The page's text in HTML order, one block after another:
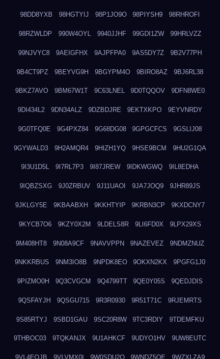
98DD8YXB 98HGTYIJ 98P1JO9O 98PIYSH9 98RHROFI
98RZWLDP 990W4OYL 9940JJHF 99GDI1ZW 99HRLVZZ
99NJVYC8 9AEIGFHX 9AJPFPA0 9AS5DY7Z 9B2V77PH
9B4CT9PZ 9BEYVG9H 9BGYPM4O 9BIRO8AZ 9BJ6RL38
9BKZ7AVO 9BM67W1T 9C63LNEL 9D0TQQOV 9DFN8WE0
9DI434L2 9DN34ALZ 9DZBDJRE 9EKTXKPO 9EYVNRDY
9G0TFQ0E 9G4PXZ84 9G68DG08 9GPGCFCS 9GSLIJ08
9GYWALD3 9H2AMQR4 9HIZH1YQ 9HSE9BCM 9HU2G1QA
9I3U1D5L 9I7RL7P3 9I87JREW 9IDKWGWQ 9IL8EDHA
9IQBZSXG 9J0ZRBUV 9J11UAOI 9JA7JOQ9 9JHR89JS
9JKLGY5E 9KBAABXH 9KKHTYIP 9KRBN3CP 9KXDCNY7
9KYCB7O6 9KZY0X2M 9LDELS8R 9LI6FD0X 9LPX29XS
9M408HT8 9N08A9CF 9NAVVPPN 9NAZEVEZ 9NDMZNUZ
9NKKRBUS 9NM3IO8B 9NPDK8EO 9OKXN2KX 9PGFG1J0
9PIZMO0H 9Q3CVGCM 9Q4799TT 9QE0Y05S 9QEDJDIS
9QSFAYJH 9QSGU715 9R3R0930 9R51T71C 9RJEMRTS
9S85RTYJ 9SBD1GAU 9SC20R8W 9TC3RDIY 9TDEMFKU
9THBOC03 9TQKANJX 9U1AHKCF 9UDYO1HV 9UW8EUTC
9VL4EOJB 9VLVMX0I 9W0SDU2O 9WNDZ5OE 9WZXLZA9